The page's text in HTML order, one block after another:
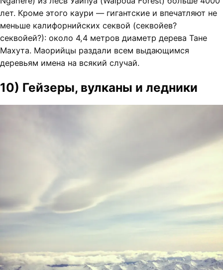
лет. Кроме этого каури — гигантские и впечатляют не
меньше калифорнийских секвой (секвойев?
секвойей?): около 4,4 метров диаметр дерева Тане
Махута. Маорийцы раздали всем выдающимся
деревьям имена на всякий случай.
10) Гейзеры, вулканы и ледники